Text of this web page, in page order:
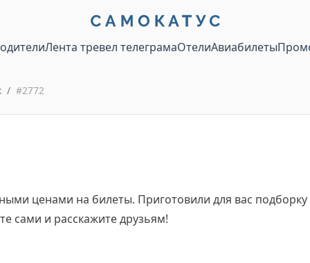
Лента тревел телеграмаОтелиАвиабилеты
/ #2772
ценами на билеты. Приготовили для вас
сами и расскажите друзьям!